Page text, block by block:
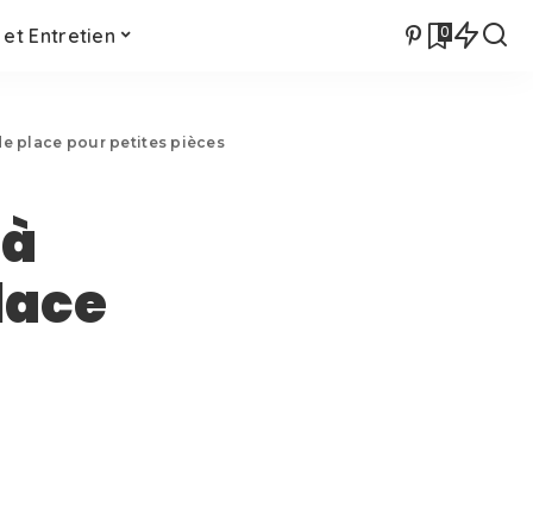
Entretien 0
place pour petites pièces